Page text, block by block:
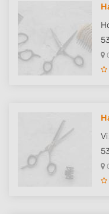
Non-IAB processing
Necessary
Performance
Functional